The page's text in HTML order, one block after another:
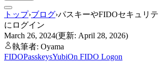
トップ›ブログ›パスキーやFIDOセキュリ
にログイン
March 26, 2024(更新: April 28, 2026)
執筆者: Oyama
FIDOPasskeysYubiOn FIDO Logon